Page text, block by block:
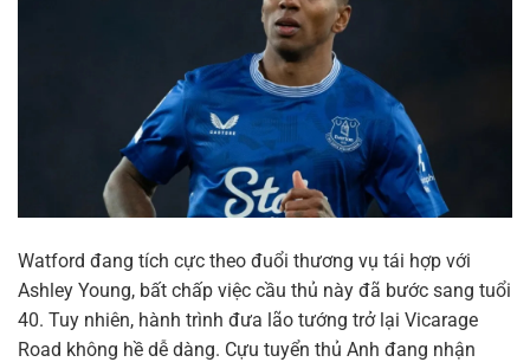
Watford đang tích cực theo đuổi thương vụ tái hợp với
Ashley Young, bất chấp việc cầu thủ này đã bước sang tuổi
40. Tuy nhiên, hành trình đưa lão tướng trở lại Vicarage
Road không hề dễ dàng. Cựu tuyển thủ Anh đang nhận